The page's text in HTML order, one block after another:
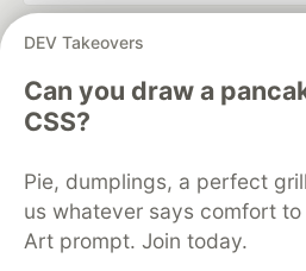
DEV Takeovers
Can you draw a
CSS?
Pie, dumplings, a perfect
us whatever says comfort
Art prompt. Join today.
DEV Community
development and manage
Home
DEV Challenges
DEV Education Tracks
Free Postgres Database
Code of Conduct
Privacy
Built on
Forem — the open source
and other inclusive